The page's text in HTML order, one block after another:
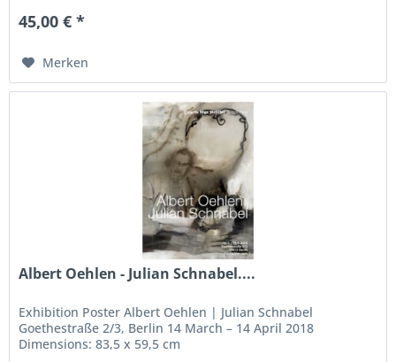
45,00 € *
Merken
Albert Oehlen - Julian Schnabel....
Exhibition Poster Albert Oehlen | Julian Schnabel
Goethestraße 2/3, Berlin 14 March – 14 April 2018
Dimensions: 83,5 x 59,5 cm